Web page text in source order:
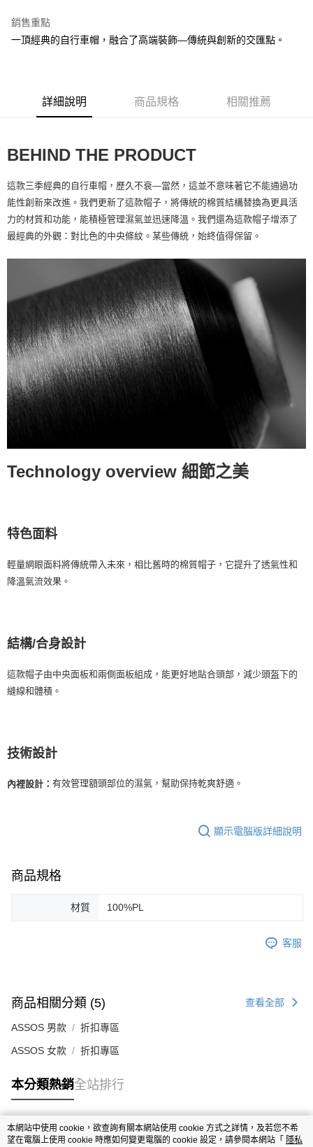
全家取貨付款
每筆NT$90
每筆NT$60，滿NT$10,000(含以上)免運費
宅配
每筆NT$80
離島宅配
銷售重點
一頂經典的自行車帽，融合了高端裝飾—傳統與創新的交匯點。
詳細說明 商品規格 相關推薦
BEHIND THE PRODUCT
這款三季經典的自行車帽，歷久不衰—當然，這並不意味著它不能通過功
能性創新來改進。我們更新了這款帽子，將傳統的棉質結構替換為更具活
力的材質和功能，能積極管理濕氣並迅速降溫。我們還為這款帽子增添了
最經典的外觀：對比色的中央條紋。某些傳統，始終值得保留。
Technology overview 細節之美
特色面料
輕量網眼面料將傳統帶入未來，相比舊時的棉質帽子，它提升了透氣性和
降溫氣流效果。
結構/合身設計
這款帽子由中央面板和兩側面板組成，能更好地貼合頭部，減少頭盔下的
縫線和體積。
技術設計
內裡設計： 有效管理額頭部位的濕氣，幫助保持乾爽舒適。
顯示電腦版詳細說明
商品規格
材質 100%PL
客服
商品相關分類 (5) 查看全部
ASSOS 男款 折扣專區
ASSOS 女款 折扣專區
本分類熱銷全站排行
熱門標籤
本網站中使用 cookie，欲查詢有關本網站使用 cookie 方式之詳情，及若您不希
望在電腦上使用 cookie 時應如何變更電腦的 cookie 設定，請參閱本網站「 隱私